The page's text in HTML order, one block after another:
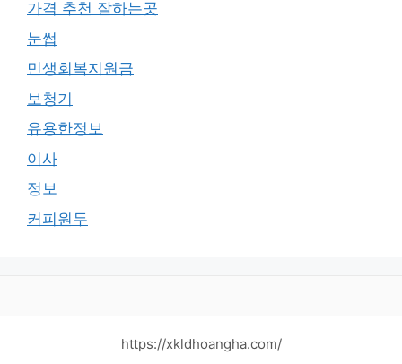
가격 추천 잘하는곳
눈썹
민생회복지원금
보청기
유용한정보
이사
정보
커피원두
https://xkldhoangha.com/